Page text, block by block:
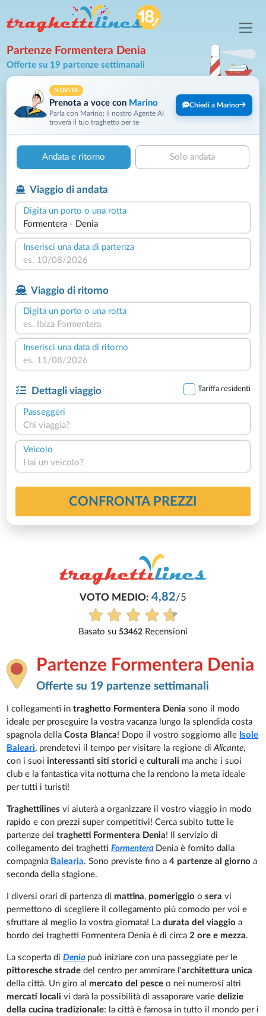
Partenze Formentera Denia
Offerte su 19 partenze settimanali
NOVITÀ
Prenota a voce con Marino
Parla con Marino: il nostro Agente AI
troverà il tuo traghetto per te
Chiedi a Marino
Andata e ritorno Solo andata
Viaggio di andata
Digita un porto o una rotta
Inserisci una data di partenza
Viaggio di ritorno
Digita un porto o una rotta
Inserisci una data di ritorno
Dettagli viaggio Tariffa residenti
Passeggeri
Chi viaggia?
Veicolo
Hai un veicolo?
CONFRONTA PREZZI
Partenze Formentera Denia
Offerte su 19 partenze settimanali
I collegamenti intraghetto Formentera Deniasono il modo
ideale per proseguire la vostra vacanza lungo la splendida costa
spagnola dellaCosta Blanca! Dopo il vostro soggiorno alle Isole
Baleari, prendetevi il tempo per visitare la regione diAlicante,
con i suoiinteressanti siti storici eculturali ma anche i suoi
club e la fantastica vita notturna che la rendono la meta ideale
per tutti i turisti!
Traghettilinesvi aiuterà a organizzare il vostro viaggio in modo
rapido e con prezzi super competitivi! Cerca subito tutte le
partenze deitraghetti Formentera Denia! Il servizio di
collegamento dei traghettiFormentera Denia è fornito dalla
compagnia Balearia. Sono previste fino a4 partenze al giorno a
seconda della stagione.
I diversi orari di partenza di mattina, pomeriggiooseravi
permettono di scegliere il collegamento più comodo per voi e
sfruttare al meglio la vostra giornata! Ladurata del viaggio a
bordo dei traghetti Formentera Denia è di circa 2 ore e mezza.
La scoperta diDenia può iniziare con una passeggiate per le
pittoresche stradedel centro per ammirare l'architettura unica
della città. Un giro al mercato del pesce o nei numerosi altri
mercati localivi darà la possibilità di assaporare variedelizie
della cucina tradizionale: la città è famosa in tutto il mondo per i